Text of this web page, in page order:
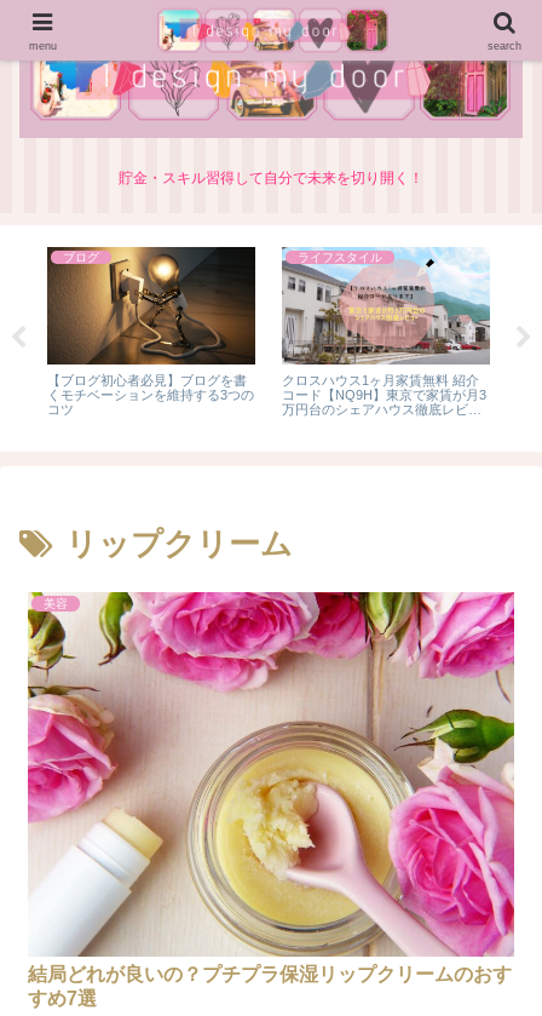
貯金・スキル習得して自分で未来を切り開く！
ブログ
【ブログ初心者必見】ブログを書
くモチベーションを維持する3つの
コツ
ライフスタイル
クロスハウス1ヶ月家賃無料 紹介
コード【NQ9H】東京で家賃が月3
万円台のシェアハウス徹底レビュ
リップクリーム
美容
結局どれが良いの？プチプラ保湿リップクリームのおす
すめ7選
menu search